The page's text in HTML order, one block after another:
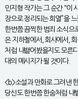
민지형 작가는 그 순간 “이
장으로 정리되는 희열”을
한번쯤 끔찍한 범죄 소식으
은 지하철에서, 회사에서,
처럼 내뱉어봤을지도 모른
대의 메시지가 될 것이다.
<b>소설과 만화로 그려낸
당신도 한번쯤 한숨처럼 내